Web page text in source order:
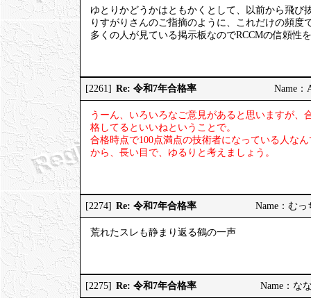
ゆとりかどうかはともかくとして、以前から飛
りすがりさんのご指摘のように、これだけの頻度
多くの人が見ている掲示板なのでRCCMの信頼性
[2261] Re: 令和7年合格率 Name：
うーん、いろいろなご意見があると思いますが
格してるといいねということで。
合格時点で100点満点の技術者になっている人な
から、長い目で、ゆるりと考えましょう。
[2274] Re: 令和7年合格率 Name：む
荒れたスレも静まり返る鶴の一声
[2275] Re: 令和7年合格率 Name：な